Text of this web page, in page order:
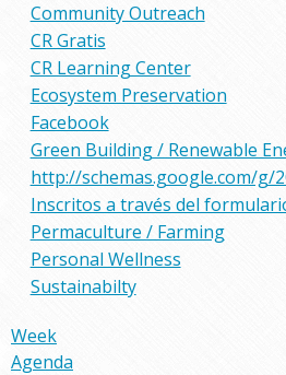
Community Outreach
CR Gratis
CR Learning Center
Ecosystem Preservation
Facebook
Green Building / Renewable
http://schemas.google.com/g/
Inscritos a través del
Permaculture / Farming
Personal Wellness
Sustainabilty
Week
Agenda